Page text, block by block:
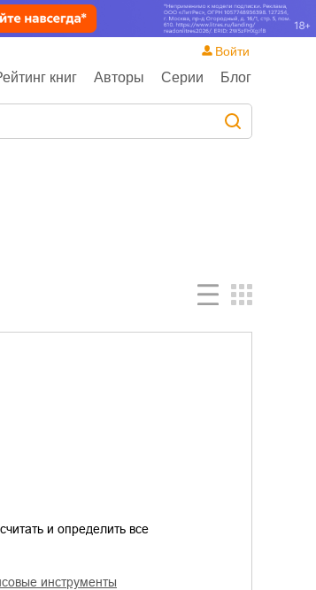
книг Авторы Серии Блог
Войти
и определить все
инструменты